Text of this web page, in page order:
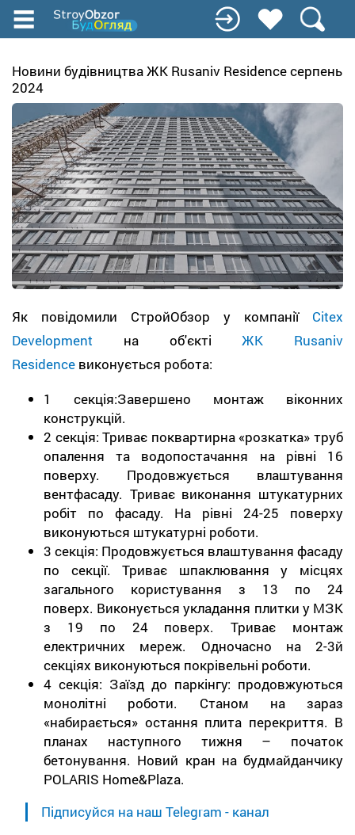
Перейти
содержанию
Новини будівництва ЖК Rusaniv Residence серпень
2024
Як повідомили СтройОбзор у компанії Citex
Development на об'єктіЖК Rusaniv
Residence виконується робота:
1 секція:Завершено монтаж віконних
конструкцій.
2 секція: Триває поквартирна «розкатка» труб
опалення та водопостачання на рівні 16
поверху. Продовжується влаштування
вентфасаду. Триває виконання штукатурних
робіт по фасаду. На рівні 24-25 поверху
виконуються штукатурні роботи.
3 секція: Продовжується влаштування фасаду
по секції. Триває шпаклювання у місцях
загального користування з 13 по 24
поверх. Виконується укладання плитки у МЗК
з 19 по 24 поверх. Триває монтаж
електричних мереж. Одночасно на 2-3й
секціях виконуються покрівельні роботи.
4 секція: Заїзд до паркінгу: продовжуються
монолітні роботи. Станом на зараз
«набирається» остання плита перекриття. В
планах наступного тижня – початок
бетонування. Новий кран на будмайданчику
POLARIS Home&Plaza.
Підписуйся на наш Telegram - канал